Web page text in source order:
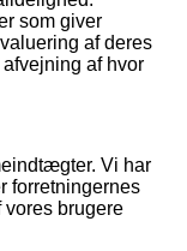
som giver
af deres
af hvor
Vi har
forretningernes
vores brugere